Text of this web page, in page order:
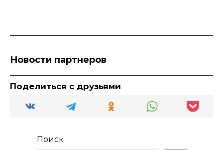
Новости партнеров
Поделиться с друзьями
Поиск